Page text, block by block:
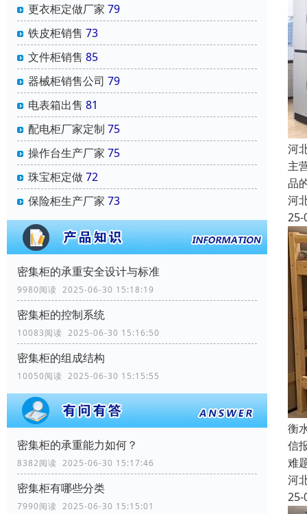
更衣柜定做厂家 79
铁皮柜销售 73
文件柜销售 85
器械柜销售公司 79
电表箱出售 81
配电柜厂家定制 75
操作台生产厂家 75
珠宝柜定做72
保险柜生产厂家 73
密集柜的承重安全设计与标准
9980阅读 2025-06-30 15:18:19
密集柜的控制系统
10083阅读 2025-06-30 15:16:50
密集柜的组成结构
10050阅读 2025-06-30 15:15:55
密集柜的承重能力如何？
8382阅读 2025-06-30 15:17:46
密集柜有哪些分类
7990阅读 2025-06-30 15:15:01
河
主
品
河
25-
衡
信
难
河
25-